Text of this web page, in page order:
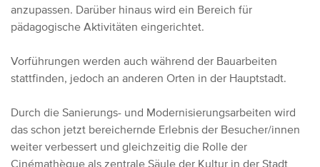
anzupassen. Darüber hinaus wird ein Bereich für
pädagogische Aktivitäten eingerichtet.
Vorführungen werden auch während der Bauarbeiten
stattfinden, jedoch an anderen Orten in der Hauptstadt.
Durch die Sanierungs- und Modernisierungsarbeiten wird
das schon jetzt bereichernde Erlebnis der Besucher/innen
weiter verbessert und gleichzeitig die Rolle der
Cinémathèque als zentrale Säule der Kultur in der Stadt